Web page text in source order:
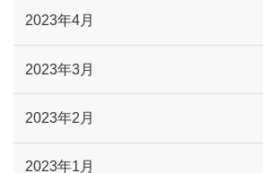
2023年4月
2023年3月
2023年2月
2023年1月